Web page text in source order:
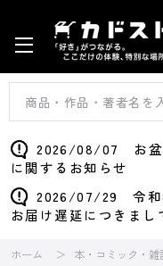
2026/08/07 お盆
に関するお知らせ
2026/07/29 令和
お届け遅延につきまし
ホーム 本・コミック・雑